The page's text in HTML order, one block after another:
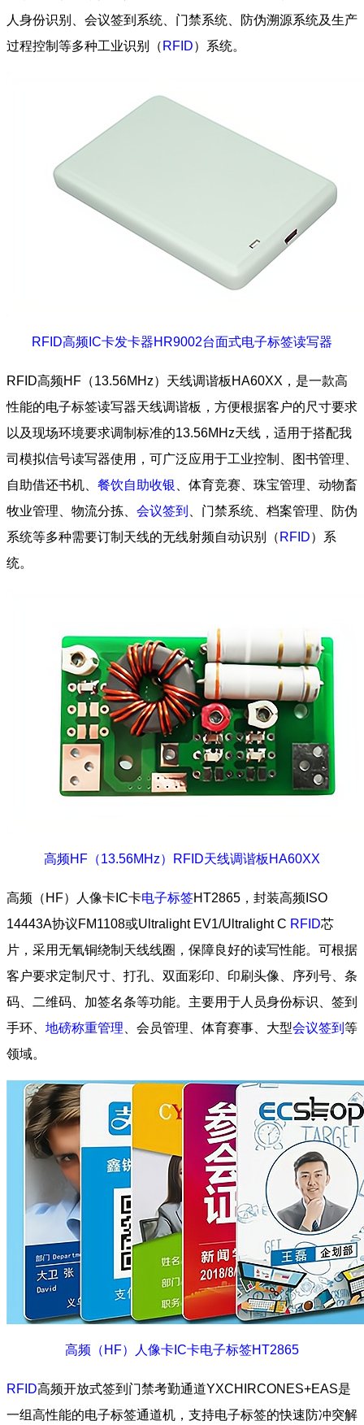
人身份识别、会议签到系统、门禁系统、防伪溯源系统及生产
过程控制等多种工业识别（ RFID）系统。
RFID高频IC卡发卡器HR9002台面式电子标签读写器
RFID高频HF（13.56MHz）天线调谐板HA60XX，是一款高
性能的电子标签读写器天线调谐板，方便根据客户的尺寸要求
以及现场环境要求调制标准的13.56MHz天线，适用于搭配我
司模拟信号读写器使用，可广泛应用于工业控制、图书管理、
自助借还书机、 餐饮自助收银
、体育竞赛、珠宝管理、动物畜
牧业管理、物流分拣、 会议签到
、门禁系统、档案管理、防伪
系统等多种需要订制天线的无线射频自动识别（ RFID）系
统。
高频HF（13.56MHz）RFID天线调谐板HA60XX
高频（HF）人像卡IC卡电子标签HT2865，封装高频ISO
14443A协议FM1108或Ultralight EV1/Ultralight C RFID芯
片，采用无氧铜绕制天线线圈，保障良好的读写性能。可根据
客户要求定制尺寸、打孔、双面彩印、印刷头像、序列号、条
码、二维码、加签名条等功能。主要用于人员身份标识、签到
手环、 地磅称重管理 、会员管理、体育赛事、大型会议签到 等
领域。
高频（HF）人像卡IC卡电子标签HT2865
RFID高频开放式签到门禁考勤通道YXCHIRCONES+EAS是
一组高性能的电子标签通道机，支持电子标签的快速防冲突解